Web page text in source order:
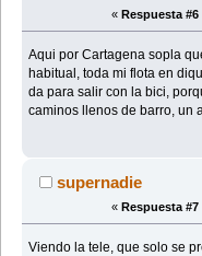
« Respuesta #6
Aqui por Cartagena sopla
habitual, toda mi flota en
da para salir con la bici,
caminos llenos de barro, un
supernadie
« Respuesta #7
Viendo la tele, que solo se